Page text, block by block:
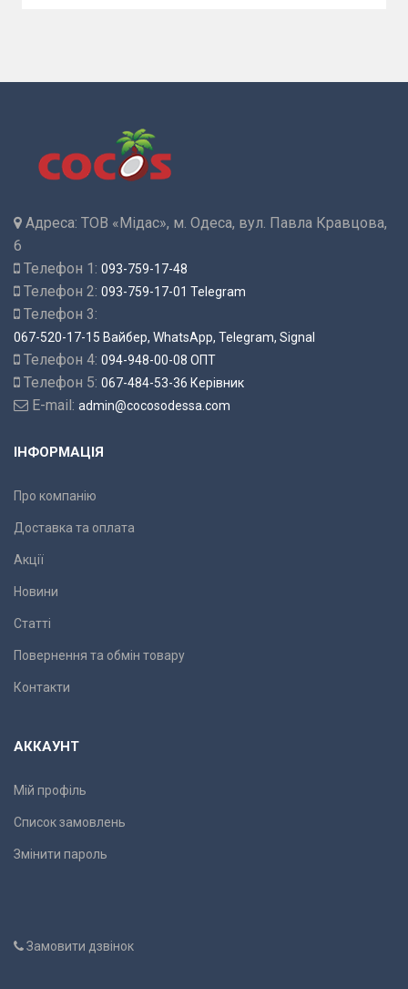
Адреса: ТОВ «Мідас», м. Одеса, вул. Павла Кравцова,
6
Телефон 1: 093-759-17-48
Телефон 2: 093-759-17-01 Telegram
Телефон 3:
067-520-17-15 Вайбер, WhatsApp, Telegram, Signal
Телефон 4: 094-948-00-08 ОПТ
Телефон 5: 067-484-53-36 Керівник
E-mail: admin@cocosodessa.com
ІНФОРМАЦІЯ
Про компанію
Доставка та оплата
Акції
Новини
Статті
Повернення та обмін товару
Контакти
АККАУНТ
Мій профіль
Список замовлень
Змінити пароль
Замовити дзвінок